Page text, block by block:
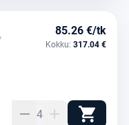
85.26 €/tk
Kokku: 317.04 €
4